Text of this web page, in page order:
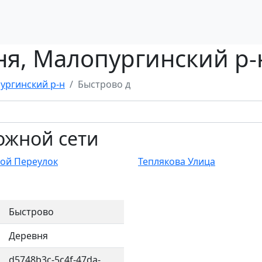
Малопургинский р-
р-н Быстрово д
сети
Переулок Теплякова Улица
Быстрово
Деревня